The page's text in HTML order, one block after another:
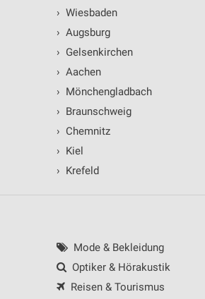
› Wiesbaden
› Augsburg
› Gelsenkirchen
› Aachen
› Mönchengladbach
› Braunschweig
› Chemnitz
› Kiel
› Krefeld
Mode & Bekleidung
Optiker & Hörakustik
Reisen & Tourismus